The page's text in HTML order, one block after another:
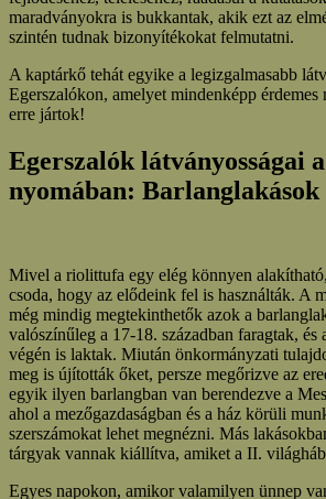
maradványokra is bukkantak, akik ezt az
szintén tudnak bizonyítékokat felmutatni.
A kaptárkő tehát egyike a legizgalmasabb
Egerszalókon, amelyet mindenképp érdemes
erre jártok!
Egerszalók látványosságai
nyomában: Barlanglakások
Mivel a riolittufa egy elég könnyen
csoda, hogy az elődeink fel is használták. A
még mindig megtekinthetők azok a
valószínűleg a 17-18. században faragtak, és
végén is laktak. Miután önkormányzati
meg is újították őket, persze megőrizve az
egyik ilyen barlangban van berendezve a
ahol a mezőgazdaságban és a ház körüli
szerszámokat lehet megnézni. Más
tárgyak vannak kiállítva, amiket a II.
Egyes napokon, amikor valamilyen ünnep